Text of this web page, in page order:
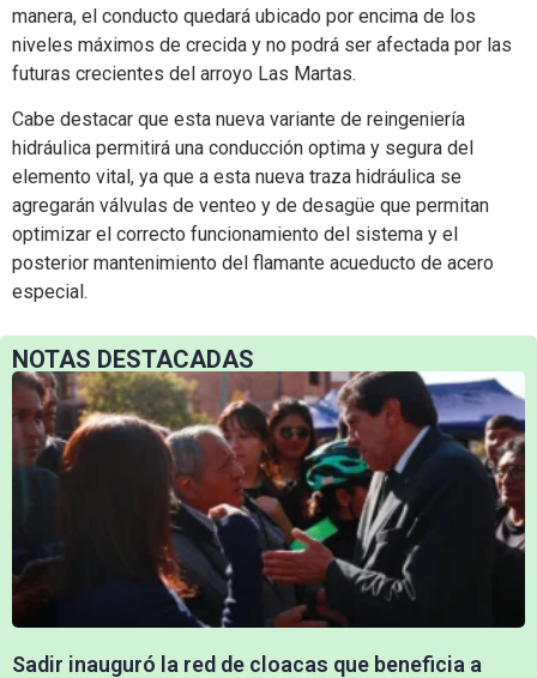
NOTAS DESTACADAS
Sadir inauguró la red de cloacas que beneficia a
manera, el conducto quedará ubicado por encima de los
niveles máximos de crecida y no podrá ser afectada por las
futuras crecientes del arroyo Las Martas.
Cabe destacar que esta nueva variante de reingeniería
hidráulica permitirá una conducción optima y segura del
elemento vital, ya que a esta nueva traza hidráulica se
agregarán válvulas de venteo y de desagüe que permitan
optimizar el correcto funcionamiento del sistema y el
posterior mantenimiento del flamante acueducto de acero
especial.